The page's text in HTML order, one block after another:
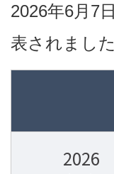
2026年6月7
表されました
2026